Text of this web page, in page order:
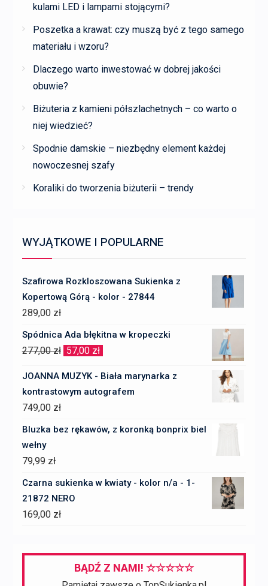
kulami LED i lampami stojącymi?
Poszetka a krawat: czy muszą być z tego samego
materiału i wzoru?
Dlaczego warto inwestować w dobrej jakości
obuwie?
Biżuteria z kamieni półszlachetnych – co warto o
niej wiedzieć?
Spodnie damskie – niezbędny element każdej
nowoczesnej szafy
Koraliki do tworzenia biżuterii – trendy
WYJĄTKOWE I POPULARNE
Szafirowa Rozkloszowana Sukienka z
Kopertową Górą - kolor - 27844
289,00 zł
Spódnica Ada błękitna w kropeczki
277,00zł Pierwotna
277,00 zł.
57,00 zł
57,00 zł.
JOANNA MUZYK - Biała marynarka z
kontrastowym autografem
749,00 zł
Bluzka bez rękawów, z koronką bonprix biel
wełny
79,99 zł
Czarna sukienka w kwiaty - kolor n/a - 1-
21872 NERO
169,00 zł
BĄDŹ Z NAMI! ☆☆☆☆☆